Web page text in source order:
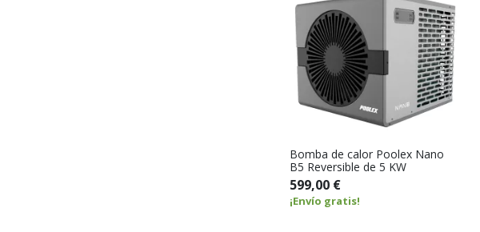
Bomba de calor Poolex Nano
B5 Reversible de 5 KW
599,00 €
¡Envío gratis!